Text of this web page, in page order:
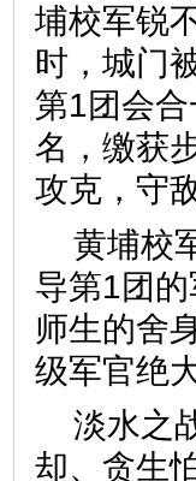
埔校军锐
时，城门
第1团会
名，缴获
攻克，守
黄埔校
导第1团
师生的舍
级军官绝
淡水之
却、贪生